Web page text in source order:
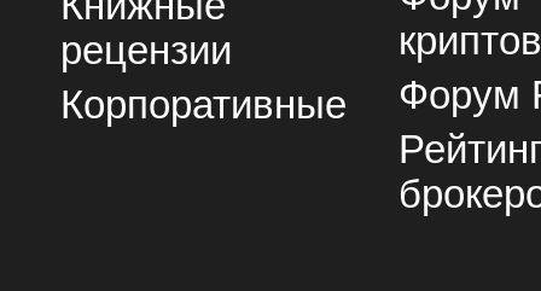
рецензии
Корпоративные
Форум